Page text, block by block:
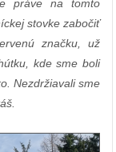
práve na tomto
stovke zabočiť
značku, už
kde sme boli
Nezdržiavali sme